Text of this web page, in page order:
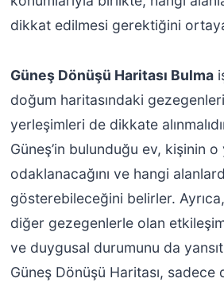
dikkat edilmesi gerektiğini
Güneş Dönüşü Haritası Bulma
doğum haritasındaki
yerleşimleri de dikkate
Güneş’in bulunduğu ev, kişinin
odaklanacağını ve hangi
gösterebileceğini belirler.
diğer gezegenlerle olan
ve duygusal durumunu da
Güneş Dönüşü Haritası, sadece